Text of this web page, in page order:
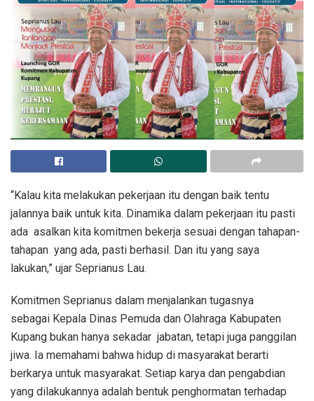
“Kalau kita melakukan pekerjaan itu dengan baik tentu
jalannya baik untuk kita. Dinamika dalam pekerjaan itu pasti
ada asalkan kita komitmen bekerja sesuai dengan tahapan-
tahapan yang ada, pasti berhasil. Dan itu yang saya
lakukan,” ujar Seprianus Lau.
Komitmen Seprianus dalam menjalankan tugasnya
sebagai Kepala Dinas Pemuda dan Olahraga Kabupaten
Kupang bukan hanya sekadar jabatan, tetapi juga panggilan
jiwa. Ia memahami bahwa hidup di masyarakat berarti
berkarya untuk masyarakat. Setiap karya dan pengabdian
yang dilakukannya adalah bentuk penghormatan terhadap